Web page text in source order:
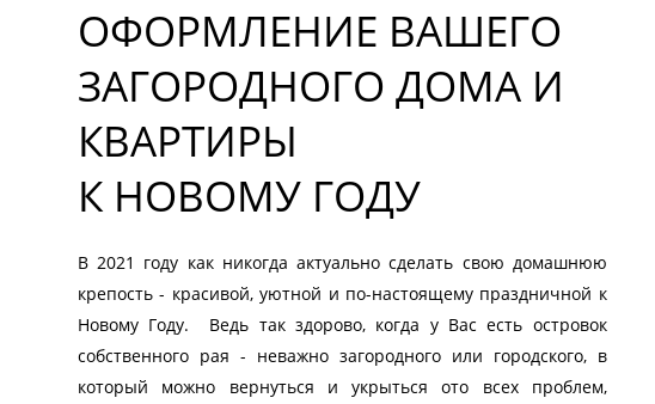
ОФОРМЛЕНИЕ ВАШЕГО
ЗАГОРОДНОГО ДОМА И
КВАРТИРЫ
К НОВОМУ ГОДУ
В 2021 году как никогда актуально сделать свою домашнюю
крепость - красивой, уютной и по-настоящему праздничной к
Новому Году. Ведь так здорово, когда у Вас есть островок
собственного рая - неважно загородного или городского, в
который можно вернуться и укрыться ото всех проблем,